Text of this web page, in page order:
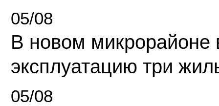
05/08
В новом микрорайоне
эксплуатацию три
05/08